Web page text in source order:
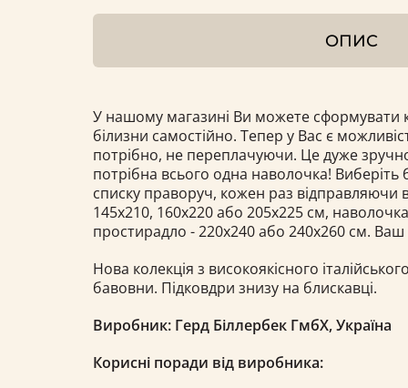
ОПИС
У нашому магазині Ви можете сформувати
білизни самостійно. Тепер у Вас є
потрібно, не переплачуючи. Це дуже
потрібна всього одна наволочка! Виберіть
списку праворуч, кожен раз відправляючи
145х210, 160x220 або 205x225 см,
простирадло - 220x240 або 240х260 см.
Нова колекція з високоякісного
бавовни. Підковдри знизу на блискавці.
Виробник: Герд Біллербек ГмбХ, Україна
Корисні поради від виробника: